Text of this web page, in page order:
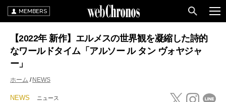
MEMBERS
【2022年 新作】エルメスの世界観を凝縮した詩的
なワールドタイム「アルソー ル タン ヴォヤジャ
ー」
ホーム NEWS
NEWS ニュース